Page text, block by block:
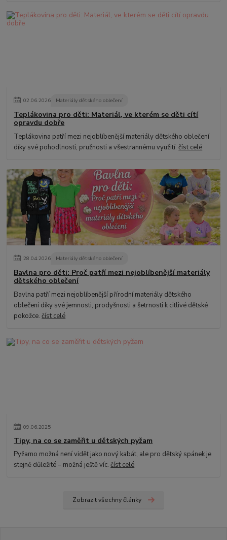
02.06.2026 Materiály dětského oblečení
Teplákovina pro děti: Materiál, ve kterém se děti cítí
opravdu dobře
Teplákovina patří mezi nejoblíbenější materiály dětského oblečení
díky své pohodlnosti, pružnosti a všestrannému využití.číst celé
28.04.2026 Materiály dětského oblečení
Bavlna pro děti: Proč patří mezi nejoblíbenější materiály
dětského oblečení
Bavlna patří mezi nejoblíbenější přírodní materiály dětského
oblečení díky své jemnosti, prodyšnosti a šetrnosti k citlivé dětské
pokožce.číst celé
09.06.2025
Tipy, na co se zaměřit u dětských pyžam
Pyžamo možná není vidět jako nový kabát, ale pro dětský spánek je
stejně důležité – možná ještě víc.číst celé
Zobrazit všechny články